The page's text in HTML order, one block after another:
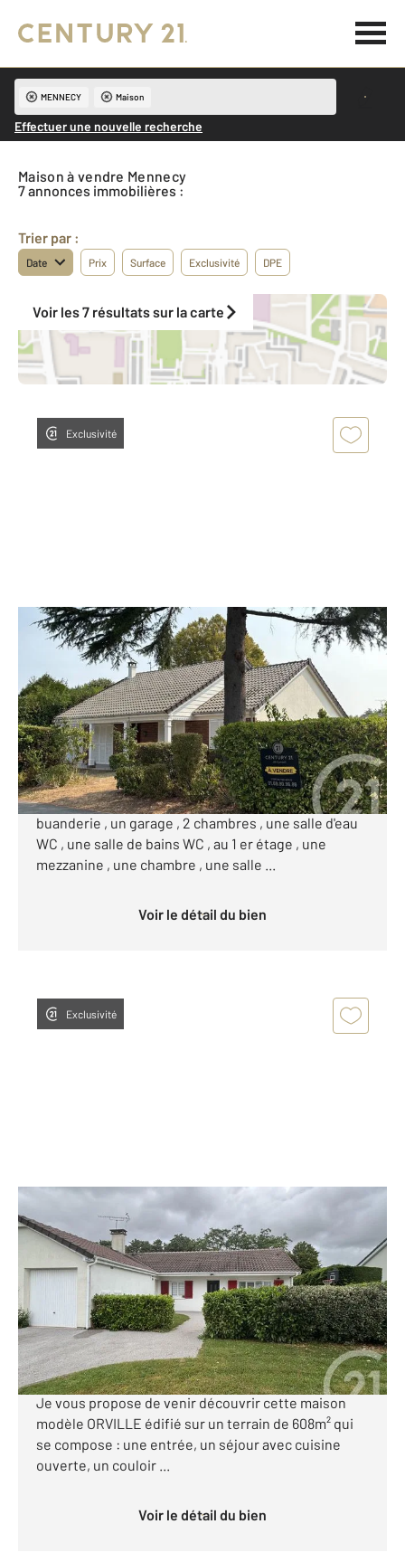
MENNECY Maison
Effectuer une nouvelle recherche
Maison à vendre Mennecy
7 annonces immobilières :
Trier par :
Date Prix Surface Exclusivité DPE
Voir les 7 résultats sur la carte
Exclusivité
MENNECY 91
125 m2, 5 pièces
Ref : 13865
Maison à vendre
327 000 €
Maison Levitt modèle EVRY de 135m2 comprenant :
une entrée , un séjour cheminée , une cuisine , une
buanderie , un garage , 2 chambres , une salle d'eau
WC , une salle de bains WC , au 1 er étage , une
mezzanine , une chambre , une salle ...
Voir le détail du bien
Exclusivité
MENNECY 91
132,63 m
, 6 pièces
Ref : 13732
Maison à vendre
360 000 €
Dans un secteur très recherché proche des
commodités, école, collège, commerces, transport.
Je vous propose de venir découvrir cette maison
modèle ORVILLE édifié sur un terrain de 608m² qui
se compose : une entrée, un séjour avec cuisine
ouverte, un couloir ...
Voir le détail du bien